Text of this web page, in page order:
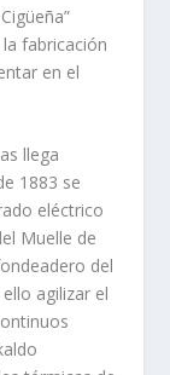
fabricación
en el
llega
1883 se
eléctrico
Muelle de
del
agilizar el